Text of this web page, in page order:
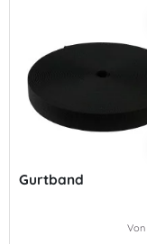
Gurtband
Von